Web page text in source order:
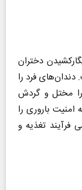
دختران
فرد را
را مختل و گردش
باروری را
فرآیند تغذیه و